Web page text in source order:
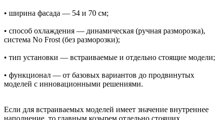
• ширина фасада — 54 и 70 см;
• способ охлаждения — динамическая (ручная разморозка),
система No Frost (без разморозки);
• тип установки — встраиваемые и отдельно стоящие модели;
• функционал — от базовых вариантов до продвинутых
моделей с инновационными решениями.
Если для встраиваемых моделей имеет значение внутреннее
наполнение, то главным козырем отдельно стоящих